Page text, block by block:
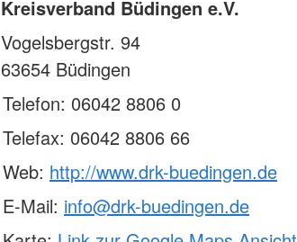
Kreisverband Büdingen e.V.
Vogelsbergstr. 94
63654 Büdingen
Telefon: 06042 8806 0
Telefax: 06042 8806 66
Web: http://www.drk-buedingen.de
E-Mail: info@drk-buedingen.de